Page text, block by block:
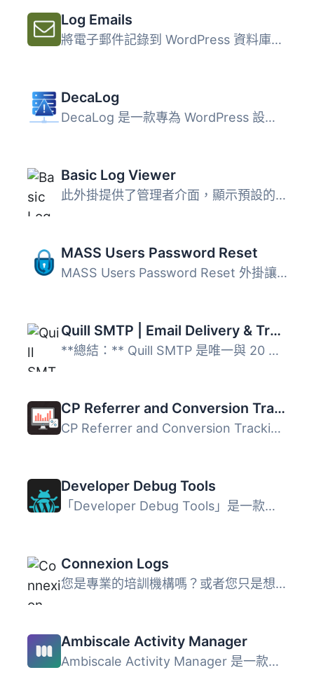
Log Emails
將電子郵件記錄到 WordPress 資料庫以供日後分析。只有管理員...
DecaLog
DecaLog 是一款專為 WordPress 設計的外掛，提供可靠的事件、...
Basic Log Viewer
此外掛提供了管理者介面，顯示預設的 WP / PHP 日誌檔案，並...
MASS Users Password Reset
MASS Users Password Reset 外掛讓管理員能夠一次性重設多位 ...
Quill SMTP | Email Delivery & Transactional Email | The best SMTP Plugin for WordPress that integrates with 20+ SMTP mailers
**總結：** Quill SMTP 是唯一與 20 多個郵件傳送者集成的SM...
CP Referrer and Conversion Tracking
CP Referrer and Conversion Tracking 是一個有用的工具，可...
Developer Debug Tools
「Developer Debug Tools」是一款免費的 WordPress 外掛，專...
Connexion Logs
您是專業的培訓機構嗎？或者您只是想檢查您的使用者活動？ 即...
Ambiscale Activity Manager
Ambiscale Activity Manager 是一款強大的 WordPress 外掛，...